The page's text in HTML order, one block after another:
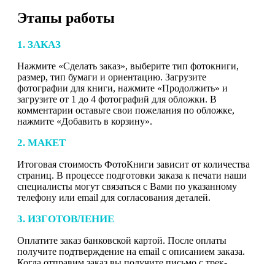
Этапы работы
1. ЗАКАЗ
Нажмите «Сделать заказ», выберите тип фотокниги,
размер, тип бумаги и ориентацию. Загрузите
фотографии для книги, нажмите «Продолжить» и
загрузите от 1 до 4 фотографий для обложки. В
комментарии оставьте свои пожелания по обложке,
нажмите «Добавить в корзину».
2. МАКЕТ
Итоговая стоимость ФотоКниги зависит от количества
страниц. В процессе подготовки заказа к печати наши
специалисты могут связаться с Вами по указанному
телефону или email для согласования деталей.
3. ИЗГОТОВЛЕНИЕ
Оплатите заказ банковской картой. После оплаты
получите подтверждение на email с описанием заказа.